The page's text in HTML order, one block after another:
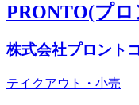
PRONTO(プロ
株式会社プロント
テイクアウト・小売